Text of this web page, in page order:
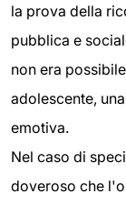
la prova della
pubblica e
non era
adolescente,
emotiva.
Nel caso di
doveroso che